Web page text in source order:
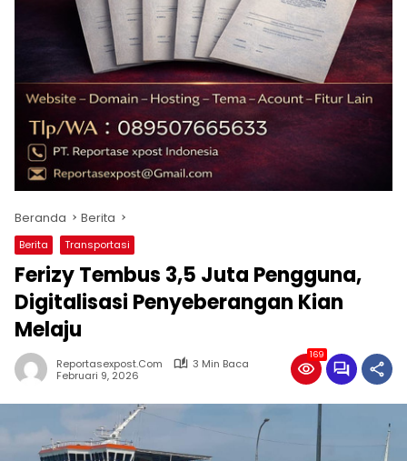
Beranda Berita
Berita Transportasi
Ferizy Tembus 3,5 Juta Pengguna,
Digitalisasi Penyeberangan Kian
Melaju
Reportasexpost.com
3 Min Baca
Februari 9, 2026
169